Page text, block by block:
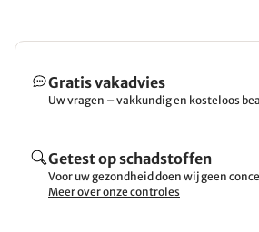
Gratis vakadvies
Uw vragen – vakkundig en kosteloos
Getest op schadstoffen
Voor uw gezondheid doen wij geen
Meer over onze controles